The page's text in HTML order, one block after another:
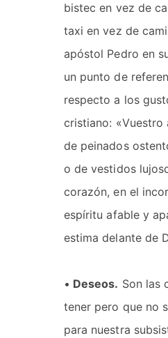
bistec en vez de
taxi en vez de
apóstol Pedro en
un punto de
respecto a los
cristiano: «Vuestro
de peinados
o de vestidos
corazón, en el
espíritu afable y
estima delante de
• Deseos. Son las
tener pero que no
para nuestra